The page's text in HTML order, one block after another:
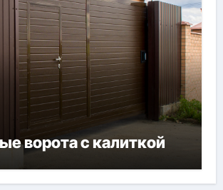
ворота с калиткой